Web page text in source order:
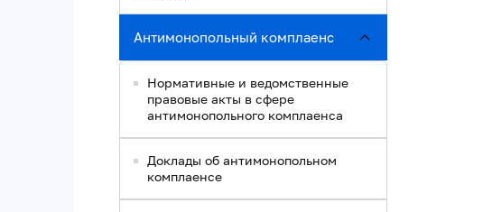
Антимонопольный комплаенс
Нормативные и ведомственные
правовые акты в сфере
антимонопольного комплаенса
Доклады об антимонопольном
комплаенсе